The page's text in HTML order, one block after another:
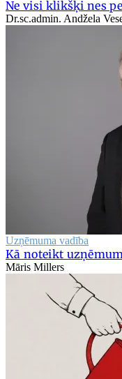
Ne visi klikšķi nes
Dr.sc.admin. Andžela
Uzņēmuma vadība
Kā noteikt
Māris Millers